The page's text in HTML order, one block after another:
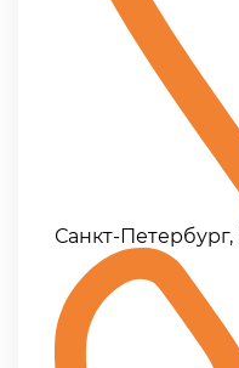
Санкт-